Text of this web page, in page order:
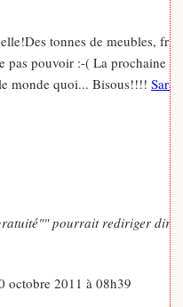
tonnes de meubles,
pas pouvoir :-( La prochaine
monde quoi... Bisous!!!!
pourrait rediriger
octobre 2011 à 08h39